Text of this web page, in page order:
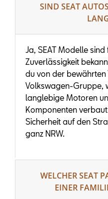
SIND SEAT
Ja, SEAT Modelle
Zuverlässigkeit
du von der bewährten
Volkswagen-Gruppe,
langlebige Motoren
Komponenten
Sicherheit auf den
ganz NRW.
WELCHER SEAT
EINER